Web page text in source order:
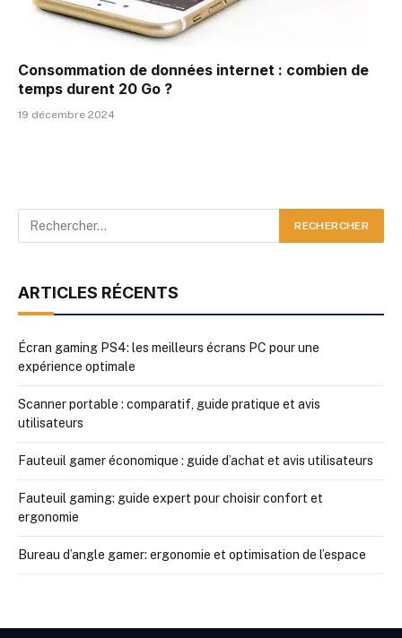
Consommation de données internet : combien de
temps durent 20 Go ?
19 décembre 2024
ARTICLES RÉCENTS
Écran gaming PS4: les meilleurs écrans PC pour une
expérience optimale
Scanner portable : comparatif, guide pratique et avis
utilisateurs
Fauteuil gamer économique : guide d’achat et avis utilisateurs
Fauteuil gaming: guide expert pour choisir confort et
ergonomie
Bureau d’angle gamer: ergonomie et optimisation de l’espace